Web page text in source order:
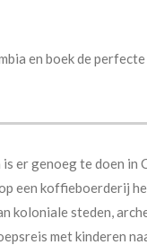
en boek de
er genoeg te doen in
een koffieboerderij
koloniale steden,
met kinderen